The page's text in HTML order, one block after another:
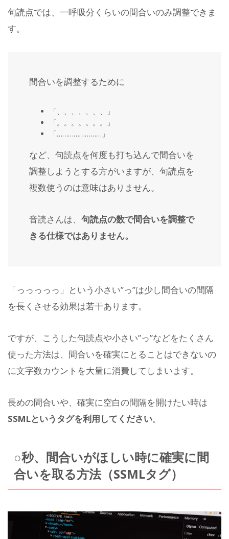
句読点では、一呼吸分くらいの間合いのみ調整できま
す。
間合いを調整するために
「、、、、、、、」
「。。。。。。。」
「……………………」
など、句読点を何度も打ち込んで間合いを
調整しようとする方がいますが、句読点を
複数使うのは意味はありません。
音読さんは、 句読点の数で間合いを調整で
きる仕様ではありません。
「っっっっっ」という小さい”っ”は少し間合いの間隔
を長くさせる効果は若干あります。
ですが、こうした句読点や小さい”っ”などをたくさん
使った方法は、間合いを確実にとることはできないの
に文字数カウントを大量に消費してしまいます。
長めの間合いや、確実に空白の間隔を開けたい時は
SSMLというタグを利用してください。
○秒、間合いがほしい時に確実に間
合いを取る方法（SSMLタグ）